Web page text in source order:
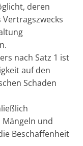
deren
nach Satz 1 ist
auf den
Schaden
und
Beschaffenheit